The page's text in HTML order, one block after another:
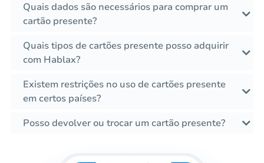
Quais dados são necessários para comprar um
cartão presente?
Quais tipos de cartões presente posso adquirir
com Hablax?
Existem restrições no uso de cartões presente
em certos países?
Posso devolver ou trocar um cartão presente?